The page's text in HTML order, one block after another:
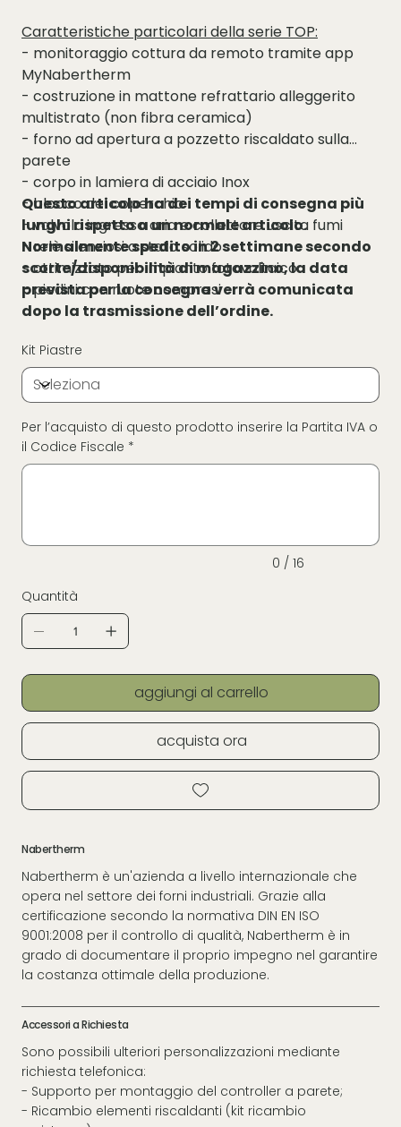
Caratteristiche particolari della serie TOP:
- monitoraggio cottura da remoto tramite app
MyNabertherm
- costruzione in mattone refrattario alleggerito
multistrato (non fibra ceramica)
- forno ad apertura a pozzetto riscaldato sulla
parete
- corpo in lamiera di acciaio Inox
- blocco del coperchio
- valvola ingresso aria e collettore uscita fumi
- relè silenziosi a stato solido
- ottimizzato per impianto fotovoltaico
- piedini con ruote compresi
Questo articolo ha dei tempi di consegna più
lunghi rispetto a un normale articolo.
Normalmente spedito in 2 settimane secondo
scorte/disponibilità di magazzino, la data
prevista per la consegna verrà comunicata
dopo la trasmissione dell’ordine.
Kit Piastre
Per l’acquisto di questo prodotto inserire la Partita IVA o
il Codice Fiscale *
a
0 / 16
Quantità
aggiungi al carrello
acquista ora
Nabertherm
Nabertherm è un'azienda a livello internazionale che
opera nel settore dei forni industriali. Grazie alla
certificazione secondo la normativa DIN EN ISO
9001:2008 per il controllo di qualità, Nabertherm è in
grado di documentare il proprio impegno nel garantire
la costanza ottimale della produzione.
Accessori a Richiesta
Sono possibili ulteriori personalizzazioni mediante
richiesta telefonica:
- Supporto per montaggio del controller a parete;
- Ricambio elementi riscaldanti (kit ricambio